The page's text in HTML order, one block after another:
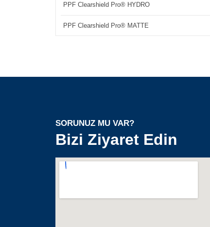
PPF Clearshield Pro® HYDRO
PPF Clearshield Pro® MATTE
SORUNUZ MU VAR?
Bizi Ziyaret Edin